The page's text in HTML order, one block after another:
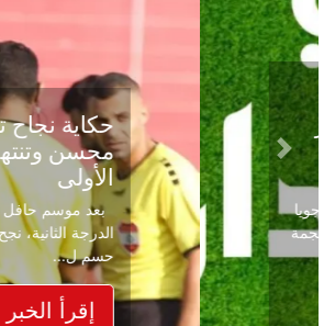
حكاية نجاح تبدأ من جبل
محسن وتنتهي في
الأولى
بعد موسم حافل بالإثارة والصراع
الدرجة الثانية، نجح الإخاء الأهلي
حسم ل...
إقرأ الخبر
Previous